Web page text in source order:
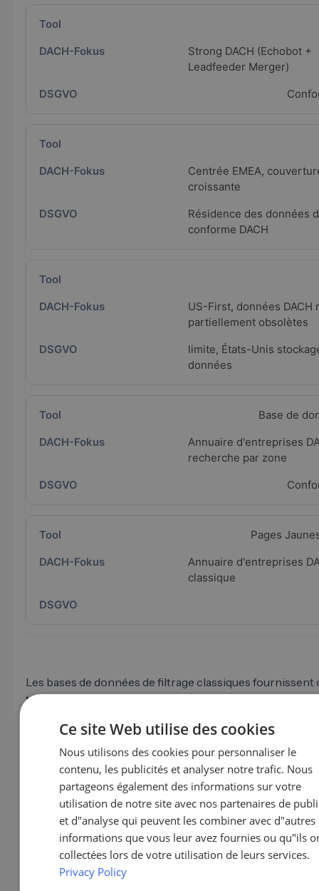
Strong DACH (Echobot +
Leadfeeder Merger)
Centrée EMEA,
croissante
Résidence des données
conforme DACH
US-First, données DACH
partiellement obsolètes
limite, États-Unis
données
Base de
Annuaire d'entreprises
recherche par zone
Pages
Annuaire d'entreprises
classique
Les bases de données de filtrage classiques fournissent
tapez. Liste déroulante, coche, recherche. Cela
rapidement un problème dans des niches spécifiques.
mécanique » est un filtre, « Ingénierie spéciale pour
d'emballage avec notre propre conception » est une
sémantique. LeadScraper interprète directement ces
en texte libre sans que vous ayez à les forcer dans des
prédéterminées. C'est la différence centrale avec la
filtrage classique des autres outils.
Ce site Web utilise des cookies
Nous utilisons des cookies pour personnaliser le
contenu, les publicités et analyser notre trafic. Nous
partageons également des informations sur votre
utilisation de notre site avec nos partenaires de
et d"analyse qui peuvent les combiner avec d"autres
informations que vous leur avez fournies ou qu"ils
collectées lors de votre utilisation de leurs services.
Privacy Policy